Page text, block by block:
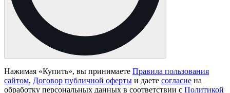
Нажимая «Купить», вы принимаете Правила пользования
сайтом, Договор публичной оферты и даете согласие на
обработку персональных данных в соответствии с Политикой